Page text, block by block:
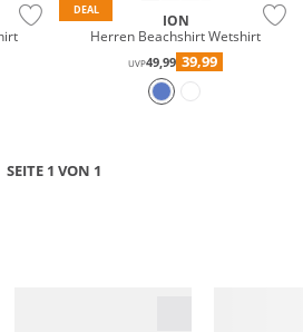
DEAL
ION
Herren Beachshirt Wetshirt
UVP49,99 39,99
SEITE 1 VON 1